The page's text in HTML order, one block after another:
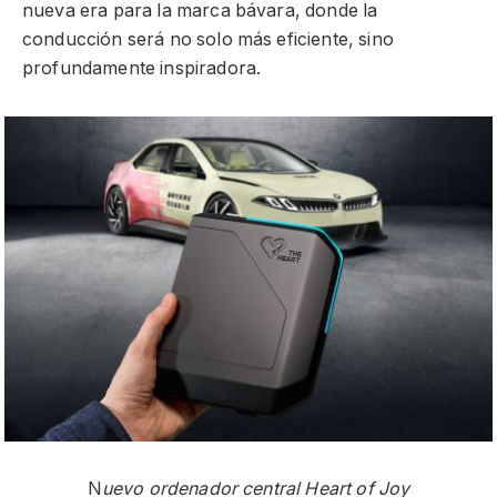
nueva era para la marca bávara, donde la
conducción será no solo más eficiente, sino
profundamente inspiradora.
N uevo ordenador central Heart of Joy